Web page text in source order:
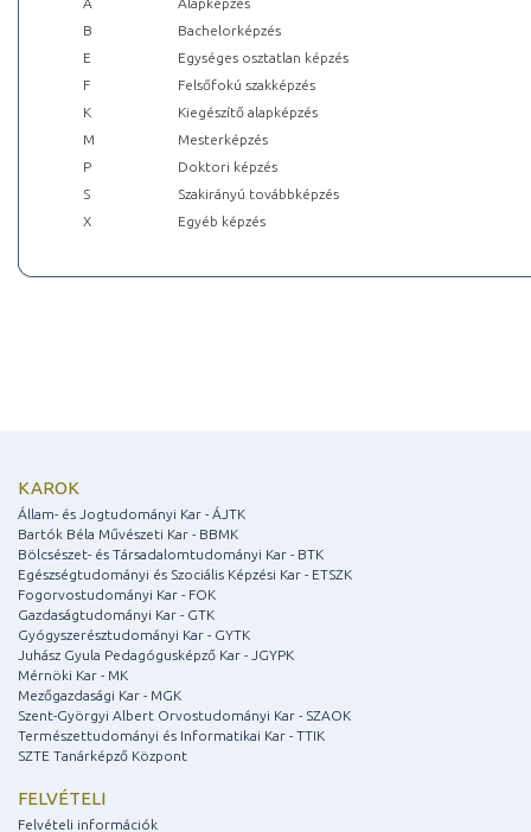
A
Alapképzés
B
Bachelorképzés
E
Egységes osztatlan képzés
F
Felsőfokú szakképzés
K
Kiegészítő alapképzés
M
Mesterképzés
P
Doktori képzés
S
Szakirányú továbbképzés
X
Egyéb képzés
KAROK
Állam- és Jogtudományi Kar - ÁJTK
Bartók Béla Művészeti Kar - BBMK
Bölcsészet- és Társadalomtudományi Kar - BTK
Egészségtudományi és Szociális Képzési Kar - ETSZK
Fogorvostudományi Kar - FOK
Gazdaságtudományi Kar - GTK
Gyógyszerésztudományi Kar - GYTK
Juhász Gyula Pedagógusképző Kar - JGYPK
Mérnöki Kar - MK
Mezőgazdasági Kar - MGK
Szent-Györgyi Albert Orvostudományi Kar - SZAOK
Természettudományi és Informatikai Kar - TTIK
SZTE Tanárképző Központ
FELVÉTELI
Felvételi információk